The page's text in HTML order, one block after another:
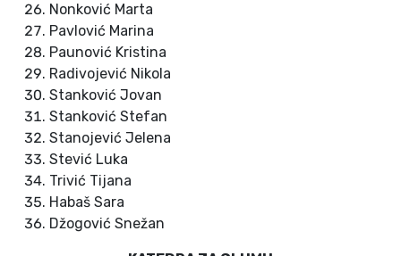
Nonković Marta
Pavlović Marina
Paunović Kristina
Radivojević Nikola
Stanković Jovan
Stanković Stefan
Stanojević Jelena
Stević Luka
Trivić Tijana
Habaš Sara
Džogović Snežan